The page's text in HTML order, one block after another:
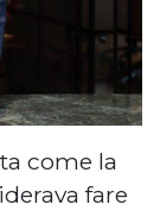
come la
fare